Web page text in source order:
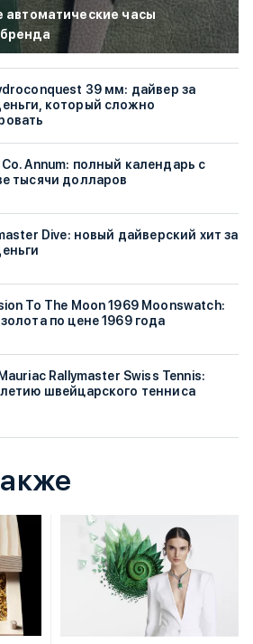
автоматические часы
39 мм: дайвер за
который сложно
Co. Annum: полный календарь с
тысячи долларов
Dive: новый дайверский хит за
To The Moon 1969 Moonswatch:
по цене 1969 года
Rallymaster Swiss Tennis:
швейцарского тенниса